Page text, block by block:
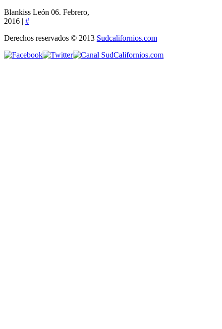
Blankiss León 06. Febrero,
2016 | #
Derechos reservados © 2013 Sudcalifornios.com